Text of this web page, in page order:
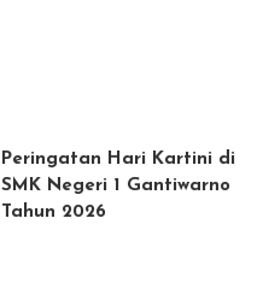
Peringatan Hari Kartini di
SMK Negeri 1 Gantiwarno
Tahun 2026